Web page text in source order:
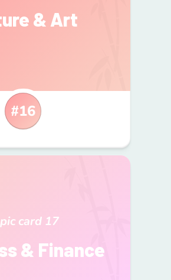
& Art
#16
card 17
& Finance